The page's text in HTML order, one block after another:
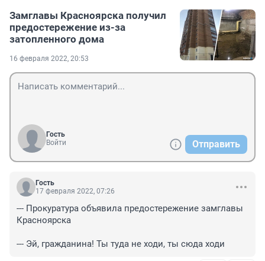
Замглавы Красноярска получил
предостережение из-за
затопленного дома
16 февраля 2022, 20:53
Гость
Войти
Отправить
Гость
17 февраля 2022, 07:26
--- Прокуратура объявила предостережение замглавы
Красноярска
--- Эй, гражданина! Ты туда не ходи, ты сюда ходи